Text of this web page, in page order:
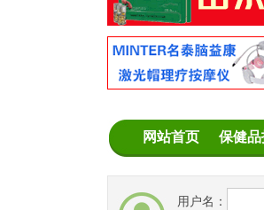
网站首页 保健
用户名：